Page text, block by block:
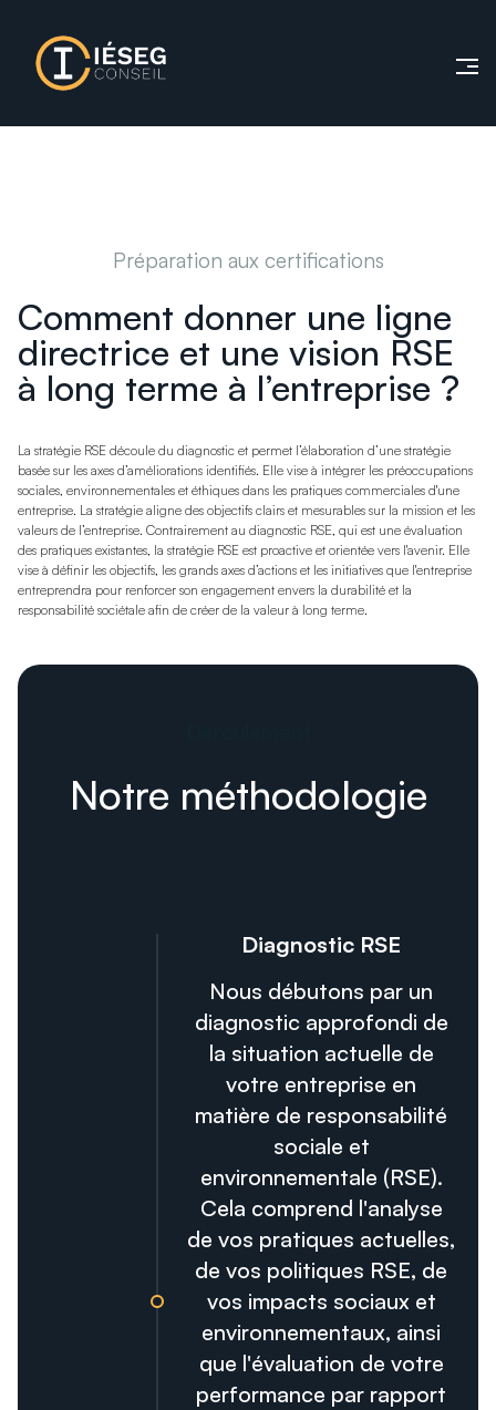
Préparation aux certifications
Comment donner une ligne
directrice et une vision RSE
à long terme à l’entreprise ?
La stratégie RSE découle du diagnostic et permet l’élaboration d’une stratégie
basée sur les axes d’améliorations identifiés. Elle vise à intégrer les préoccupations
sociales, environnementales et éthiques dans les pratiques commerciales d'une
entreprise. La stratégie aligne des objectifs clairs et mesurables sur la mission et les
valeurs de l’entreprise. Contrairement au diagnostic RSE, qui est une évaluation
des pratiques existantes, la stratégie RSE est proactive et orientée vers l'avenir. Elle
vise à définir les objectifs, les grands axes d’actions et les initiatives que l'entreprise
entreprendra pour renforcer son engagement envers la durabilité et la
responsabilité sociétale afin de créer de la valeur à long terme.
Notre méthodologie
Diagnostic RSE
Nous débutons par un
diagnostic approfondi de
la situation actuelle de
votre entreprise en
matière de responsabilité
sociale et
environnementale (RSE).
Cela comprend l'analyse
de vos pratiques actuelles,
de vos politiques RSE, de
vos impacts sociaux et
environnementaux, ainsi
que l'évaluation de votre
performance par rapport